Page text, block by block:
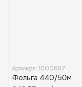
Артикул: 1000667
Фольга 440/50м